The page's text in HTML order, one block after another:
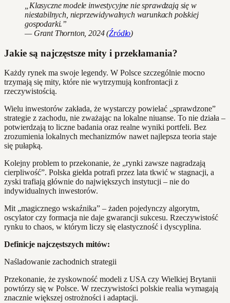
„Klasyczne modele inwestycyjne nie sprawdzają się w
niestabilnych, nieprzewidywalnych warunkach polskiej
gospodarki.”
— Grant Thornton, 2024 (Źródło)
Jakie są najczęstsze mity i przekłamania?
Każdy rynek ma swoje legendy. W Polsce szczególnie mocno
trzymają się mity, które nie wytrzymują konfrontacji z
rzeczywistością.
Wielu inwestorów zakłada, że wystarczy powielać „sprawdzone”
strategie z zachodu, nie zważając na lokalne niuanse. To nie działa –
potwierdzają to liczne badania oraz realne wyniki portfeli. Bez
zrozumienia lokalnych mechanizmów nawet najlepsza teoria staje
się pułapką.
Kolejny problem to przekonanie, że „rynki zawsze nagradzają
cierpliwość”. Polska giełda potrafi przez lata tkwić w stagnacji, a
zyski trafiają głównie do największych instytucji – nie do
indywidualnych inwestorów.
Mit „magicznego wskaźnika” – żaden pojedynczy algorytm,
oscylator czy formacja nie daje gwarancji sukcesu. Rzeczywistość
rynku to chaos, w którym liczy się elastyczność i dyscyplina.
Definicje najczęstszych mitów:
Naśladowanie zachodnich strategii
Przekonanie, że zyskowność modeli z USA czy Wielkiej Brytanii
powtórzy się w Polsce. W rzeczywistości polskie realia wymagają
znacznie większej ostrożności i adaptacji.